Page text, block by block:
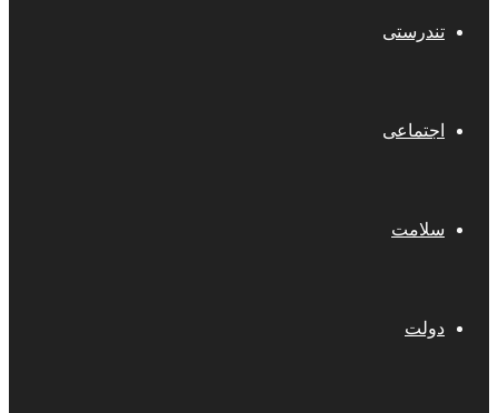
تندرستی
اجتماعی
سلامت
دولت